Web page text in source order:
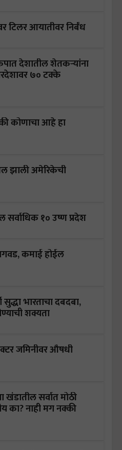
घातले चीनी पॉवर टिलर आयातीवर निर्बंध
देशातील शेतकऱ्यांना
कोणाचा आहे हा
झाली अमेरिकेची
सर्वाधिक १० उष्ण प्रदेश
कमाई होईल
सुद्धा भारताचा दबदबा,
शक्यता
औषधी
सर्वात मोठी
का? नाही मग नक्की